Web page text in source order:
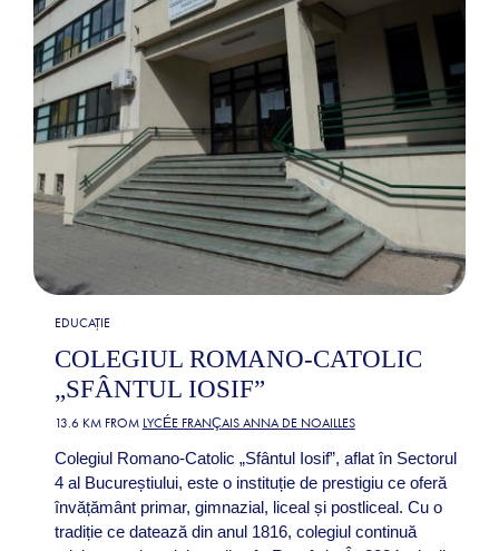
EDUCAȚIE
COLEGIUL ROMANO-CATOLIC
„SFÂNTUL IOSIF”
13.6 KM FROM LYCÉE FRANÇAIS ANNA DE NOAILLES
Colegiul Romano-Catolic „Sfântul Iosif”, aflat în Sectorul
4 al Bucureștiului, este o instituție de prestigiu ce oferă
învățământ primar, gimnazial, liceal și postliceal. Cu o
tradiție ce datează din anul 1816, colegiul continuă